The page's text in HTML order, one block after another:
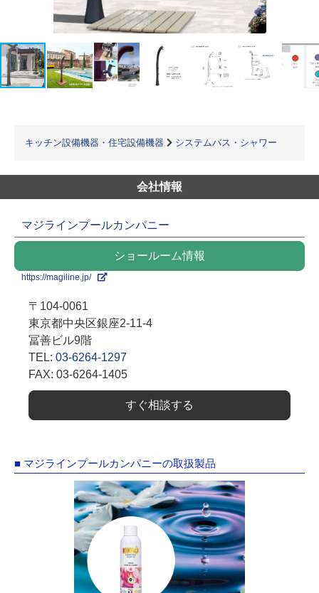
キッチン設備機器・住宅設備機器 システムバス・シャワー
会社情報
マジラインプールカンパニー
ショールーム情報
https://magiline.jp/
〒104-0061
東京都中央区銀座2-11-4
冨善ビル9階
TEL: 03-6264-1297
FAX: 03-6264-1405
すぐ相談する
■ マジラインプールカンパニーの取扱製品